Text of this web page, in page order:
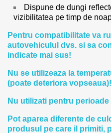
Dispune de dungi
vizibilitatea pe timp de
Pentru compatibilitate va
autovehiculul dvs. si sa
indicate mai sus!
Nu se utilizeaza la
(poate deteriora vopseaua)!
Nu utilizati pentru
Pot aparea diferente de
produsul pe care il primiti,